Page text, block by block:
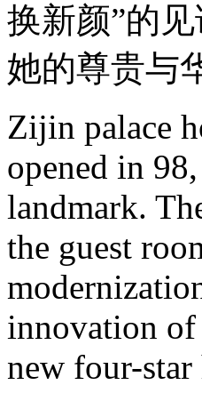
换新颜”的
她的尊贵与
Zijin palace
opened in
landmark.
the guest
innovation
new four-